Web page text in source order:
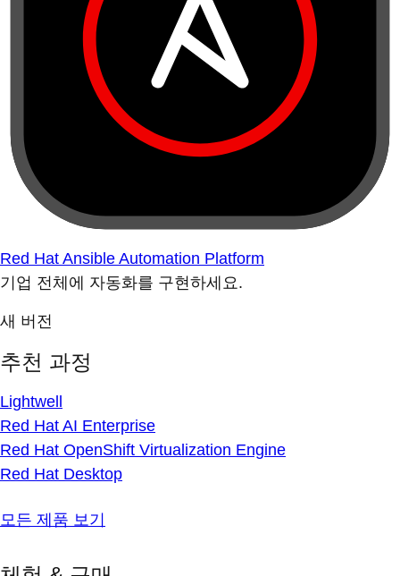
Red Hat Ansible Automation Platform
기업 전체에 자동화를 구현하세요.
새 버전
추천 과정
Lightwell
Red Hat AI Enterprise
Red Hat OpenShift Virtualization Engine
Red Hat Desktop
모든 제품 보기